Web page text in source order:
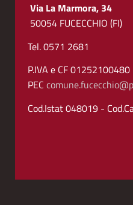
Via La Marmora, 34
50054 FUCECCHIO (FI)
Tel. 0571 2681
P.IVA e CF 01252100480
PEC
Cod.Istat 048019 -